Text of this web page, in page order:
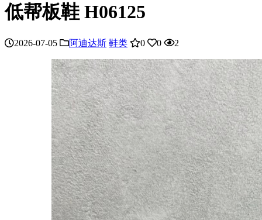
低帮板鞋 H06125
2026-07-05 阿迪达斯 鞋类 0 0 2